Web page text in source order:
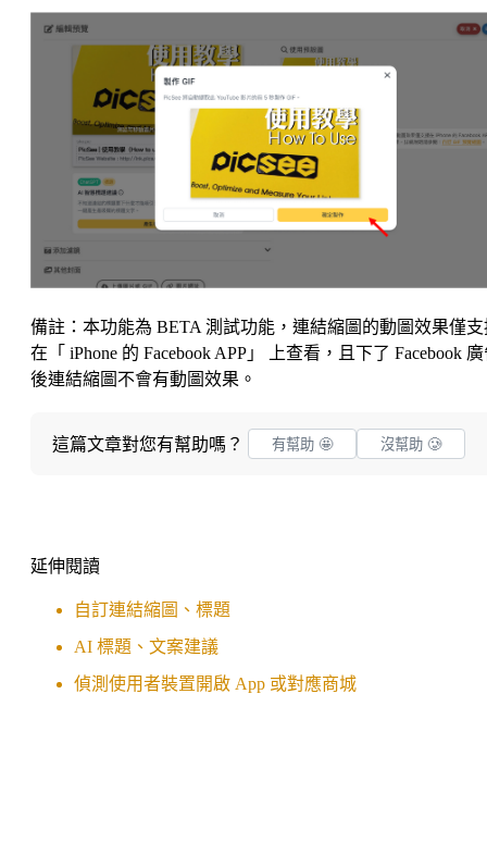
備註：本功能為 BETA 測試功能，連結縮圖的動圖效果僅支
在「 iPhone 的 Facebook APP」 上查看，且下了 Facebook
後連結縮圖不會有動圖效果。
這篇文章對您有幫助嗎？ 有幫助 🤩 沒幫助 🥲
延伸閱讀
自訂連結縮圖、標題
AI 標題、文案建議
偵測使用者裝置開啟 App 或對應商城